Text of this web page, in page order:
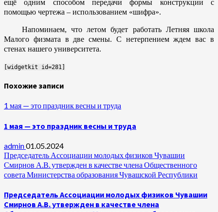
ещё одним способом передачи формы конструкции с
помощью чертежа – использованием «шифра».
Напоминаем, что летом будет работать Летняя школа
Малого физмата в две смены. С нетерпением ждем вас в
стенах нашего университета.
[widgetkit id=281]
Похожие записи
1 мая — это праздник весны и труда
1 мая — это праздник весны и труда
admin01.05.2024
Председатель Ассоциации молодых физиков Чувашии
Смирнов А.В. утвержден в качестве члена Общественного
совета Министерства образования Чувашской Республики
Председатель Ассоциации молодых физиков Чувашии
Смирнов А.В. утвержден в качестве члена